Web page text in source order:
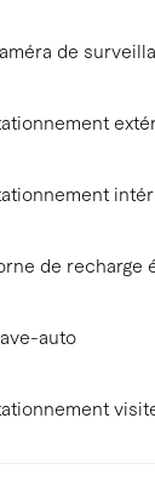
de
de recharge
auto